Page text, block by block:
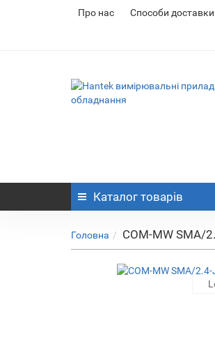
Про нас Cпособи доставки
Каталог товарів
Головна COM-MW SMA/